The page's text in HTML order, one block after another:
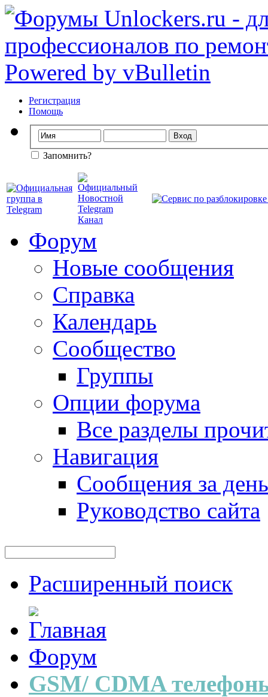
Регистрация
Помощь
Запомнить?
Форум
Новые сообщения
Справка
Календарь
Сообщество
Группы
Опции форума
Все разделы
Навигация
Сообщения за день
Руководство сайта
Расширенный поиск
Форум
GSM/ CDMA